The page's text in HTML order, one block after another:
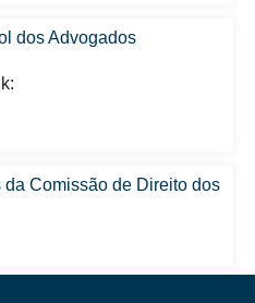
dos Advogados
Comissão de Direito dos